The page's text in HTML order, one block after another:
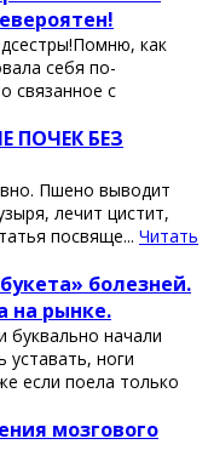
как
себя по-
связанное с
ПОЧЕК БЕЗ
Пшено выводит
лечит цистит,
посвяще... Читать
болезней.
на рынке.
буквально начали
уставать, ноги
если поела только
мозгового